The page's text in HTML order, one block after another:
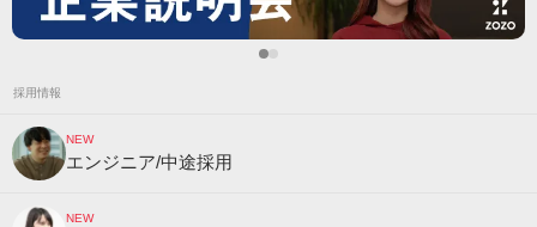
採用情報
NEW
エンジニア/中途採用
NEW